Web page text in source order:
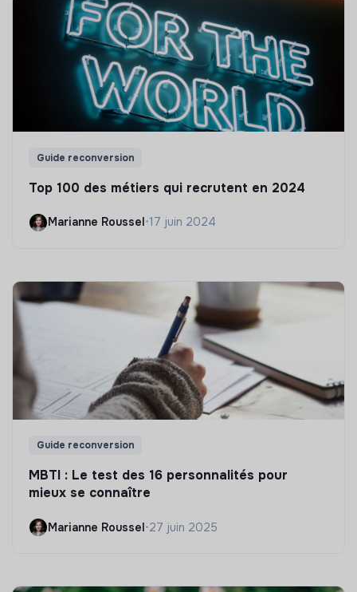
Guide reconversion
Top 100 des métiers qui recrutent en 2024
Marianne Roussel •17 juin 2024
Guide reconversion
MBTI : Le test des 16 personnalités pour
mieux se connaître
Marianne Roussel•27 juin 2025